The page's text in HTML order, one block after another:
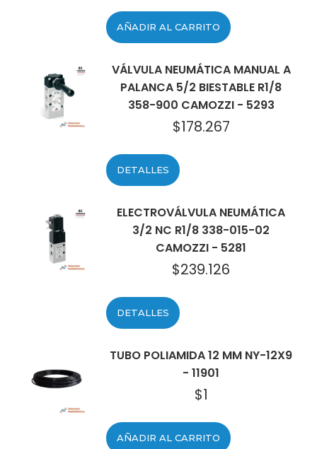
AÑADIR AL CARRITO
VÁLVULA NEUMÁTICA MANUAL A
PALANCA 5/2 BIESTABLE R1/8
358-900 CAMOZZI - 5293
$178.267
DETALLES
ELECTROVÁLVULA NEUMÁTICA
3/2 NC R1/8 338-015-02
CAMOZZI - 5281
$239.126
DETALLES
TUBO POLIAMIDA 12 MM NY-12X9
- 11901
$1
AÑADIR AL CARRITO